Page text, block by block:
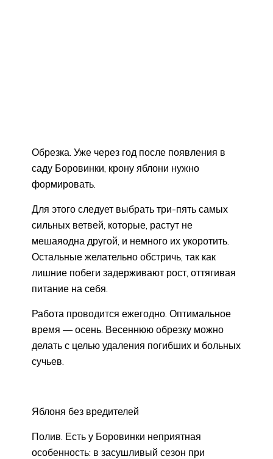
Обрезка. Уже через год после появления в
саду Боровинки, крону яблони нужно
формировать.
Для этого следует выбрать три-пять самых
сильных ветвей, которые, растут не
мешаяодна другой, и немного их укоротить.
Остальные желательно обстричь, так как
лишние побеги задерживают рост, оттягивая
питание на себя.
Работа проводится ежегодно. Оптимальное
время — осень. Весеннюю обрезку можно
делать с целью удаления погибших и больных
сучьев.
Яблоня без вредителей
Полив. Есть у Боровинки неприятная
особенность: в засушливый сезон при